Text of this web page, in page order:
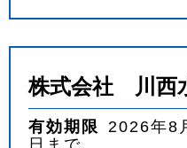
株式会社 川西
有効期限
2026年8
日まで